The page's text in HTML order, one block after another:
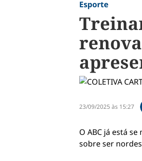
Esporte
23/09/2025 às 15:27
O ABC já está
sobre ser